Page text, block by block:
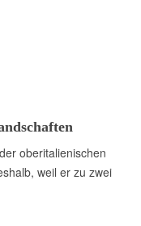
oberitalienischen
weil er zu zwei